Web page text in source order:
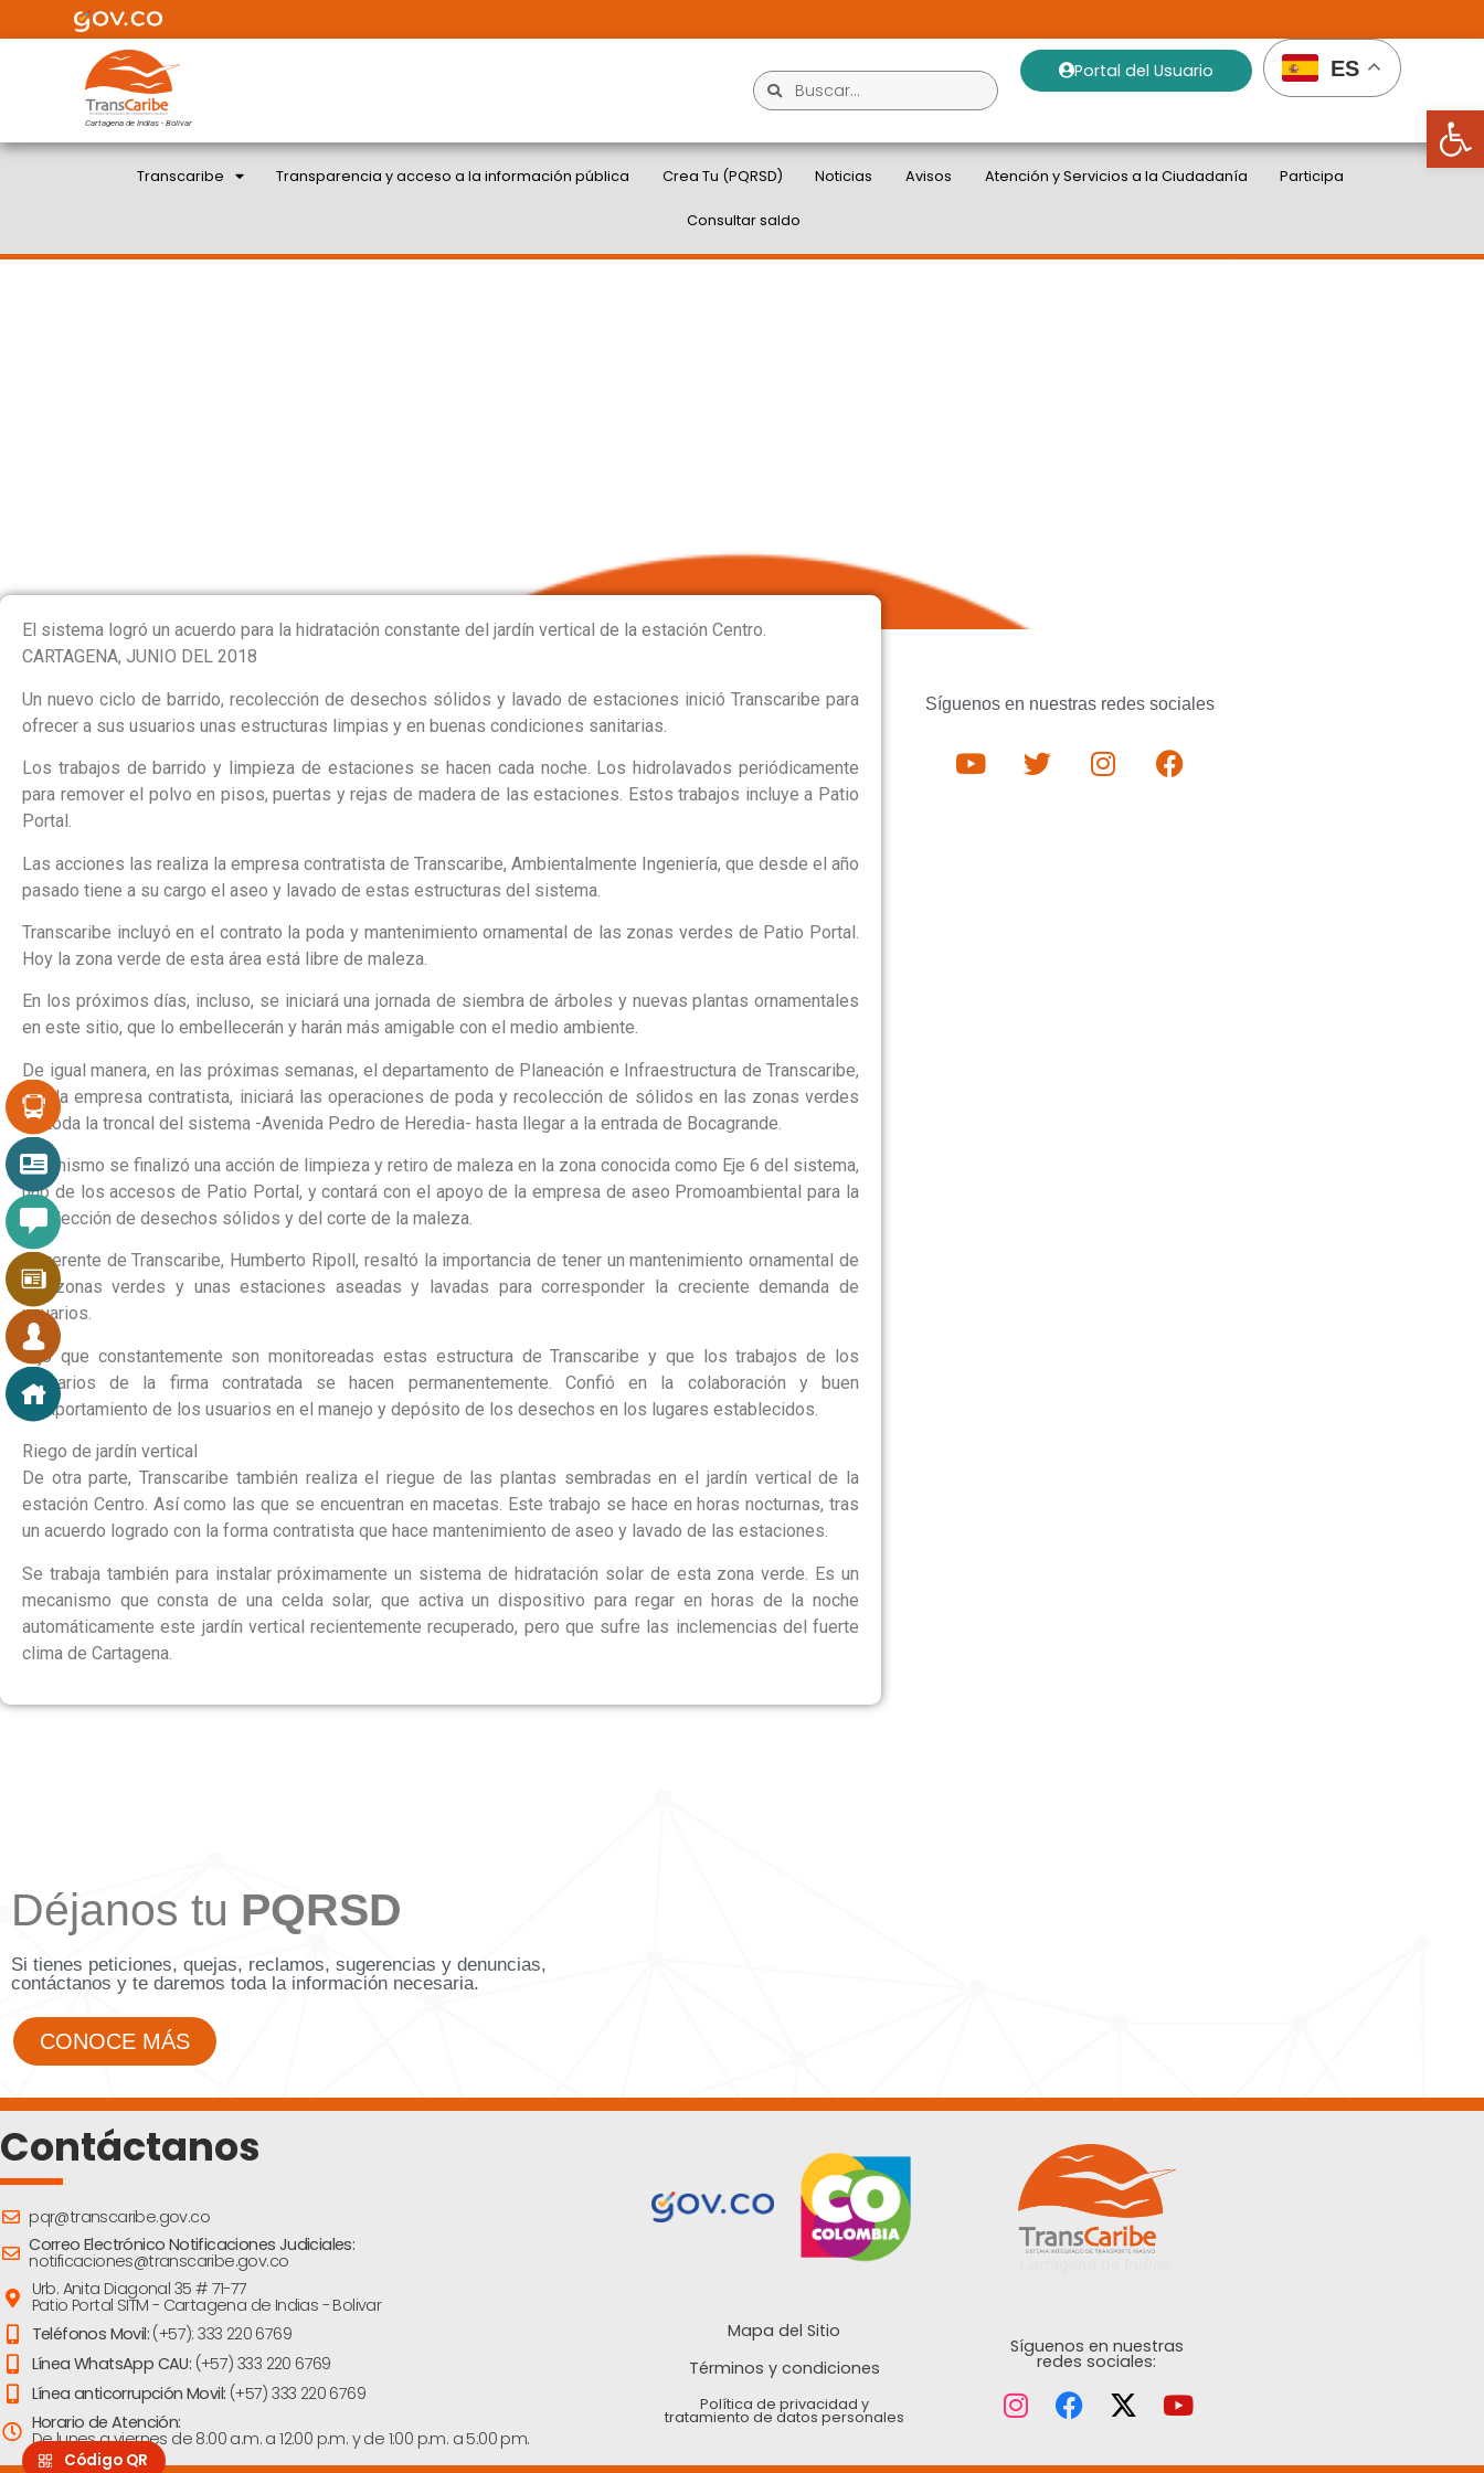
Abrir
Cartagena de Indias - Bolivar
Portal del Usuario ES
Transcaribe Transparencia y acceso a la información pública Crea Tu (PQRSD) Noticias Avisos Atención y Servicios a la Ciudadanía Participa
Consultar saldo
El sistema logró un acuerdo para la hidratación constante del jardín vertical de la estación Centro.
CARTAGENA, JUNIO DEL 2018
Un nuevo ciclo de barrido, recolección de desechos sólidos y lavado de estaciones inició Transcaribe para
ofrecer a sus usuarios unas estructuras limpias y en buenas condiciones sanitarias.
Los trabajos de barrido y limpieza de estaciones se hacen cada noche. Los hidrolavados periódicamente
para remover el polvo en pisos, puertas y rejas de madera de las estaciones. Estos trabajos incluye a Patio
Portal.
Las acciones las realiza la empresa contratista de Transcaribe, Ambientalmente Ingeniería, que desde el año
pasado tiene a su cargo el aseo y lavado de estas estructuras del sistema.
Transcaribe incluyó en el contrato la poda y mantenimiento ornamental de las zonas verdes de Patio Portal.
Hoy la zona verde de esta área está libre de maleza.
En los próximos días, incluso, se iniciará una jornada de siembra de árboles y nuevas plantas ornamentales
en este sitio, que lo embellecerán y harán más amigable con el medio ambiente.
De igual manera, en las próximas semanas, el departamento de Planeación e Infraestructura de Transcaribe,
con la empresa contratista, iniciará las operaciones de poda y recolección de sólidos en las zonas verdes
de toda la troncal del sistema -Avenida Pedro de Heredia- hasta llegar a la entrada de Bocagrande.
Así mismo se finalizó una acción de limpieza y retiro de maleza en la zona conocida como Eje 6 del sistema,
uno de los accesos de Patio Portal, y contará con el apoyo de la empresa de aseo Promoambiental para la
recolección de desechos sólidos y del corte de la maleza.
El gerente de Transcaribe, Humberto Ripoll, resaltó la importancia de tener un mantenimiento ornamental de
las zonas verdes y unas estaciones aseadas y lavadas para corresponder la creciente demanda de
usuarios.
Dijo que constantemente son monitoreadas estas estructura de Transcaribe y que los trabajos de los
operarios de la firma contratada se hacen permanentemente. Confió en la colaboración y buen
comportamiento de los usuarios en el manejo y depósito de los desechos en los lugares establecidos.
Riego de jardín vertical
De otra parte, Transcaribe también realiza el riegue de las plantas sembradas en el jardín vertical de la
estación Centro. Así como las que se encuentran en macetas. Este trabajo se hace en horas nocturnas, tras
un acuerdo logrado con la forma contratista que hace mantenimiento de aseo y lavado de las estaciones.
Se trabaja también para instalar próximamente un sistema de hidratación solar de esta zona verde. Es un
mecanismo que consta de una celda solar, que activa un dispositivo para regar en horas de la noche
automáticamente este jardín vertical recientemente recuperado, pero que sufre las inclemencias del fuerte
clima de Cartagena.
Síguenos en nuestras redes sociales
Déjanos tu PQRSD
Si tienes peticiones, quejas, reclamos, sugerencias y denuncias,
contáctanos y te daremos toda la información necesaria.
CONOCE MÁS
Contáctanos
pqr@transcaribe.gov.co
Correo Electrónico Notificaciones Judiciales:
notificaciones@transcaribe.gov.co
Urb. Anita Diagonal 35 # 71-77
Patio Portal SITM - Cartagena de Indias - Bolivar
Teléfonos Movil: (+57): 333 220 6769
Línea WhatsApp CAU: (+57) 333 220 6769
Línea anticorrupción Movil: (+57) 333 220 6769
Horario de Atención:
De lunes a viernes de 8:00 a.m. a 12:00 p.m. y de 1:00 p.m. a 5:00 pm.
Mapa del Sitio
Términos y condiciones
Política de privacidad y
tratamiento de datos personales
Síguenos en nuestras
redes sociales: